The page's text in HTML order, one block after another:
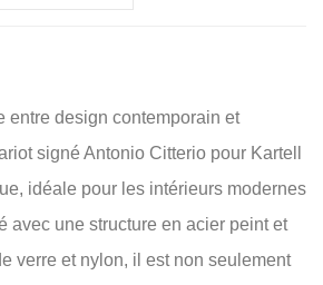
entre design contemporain et
signé Antonio Citterio pour Kartell
idéale pour les intérieurs modernes
avec une structure en acier peint et
verre et nylon, il est non seulement